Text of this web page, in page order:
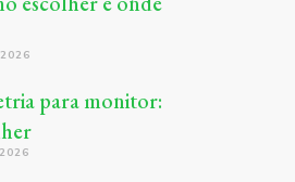
para monitor: